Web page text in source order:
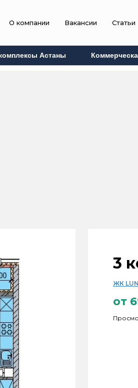
О компании Вакансии Статьи
Астаны
3
ЖК
от